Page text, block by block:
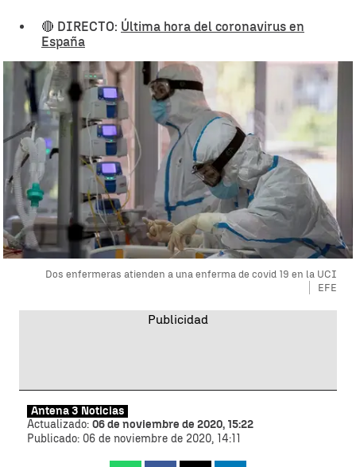
🔴 DIRECTO: Última hora del coronavirus en
España
Dos enfermeras atienden a una enferma de covid 19 en la UCI
EFE
Antena 3 Noticias
Actualizado: 06 de noviembre de 2020, 15:22
Publicado: 06 de noviembre de 2020, 14:11